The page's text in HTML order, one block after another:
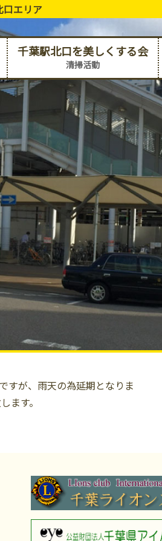
口エリア
千葉駅北口を美しくする会
清掃活動
すが、雨天の為延期となりま
ます。